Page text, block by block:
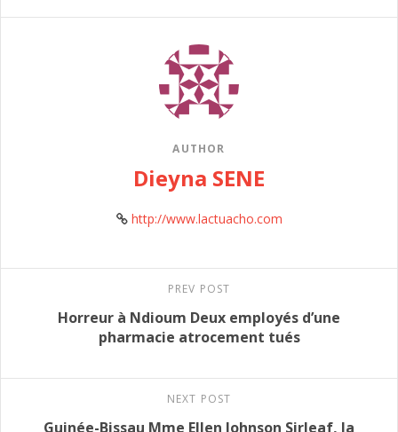
AUTHOR
Dieyna SENE
http://www.lactuacho.com
PREV POST
Horreur à Ndioum Deux employés d’une
pharmacie atrocement tués
NEXT POST
Guinée-Bissau Mme Ellen Johnson Sirleaf, la